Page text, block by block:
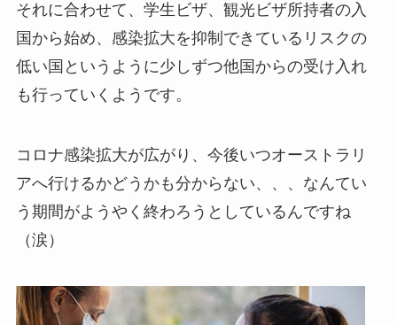
それに合わせて、学生ビザ、観光ビザ所持者の入
国から始め、感染拡大を抑制できているリスクの
低い国というように少しずつ他国からの受け入れ
も行っていくようです。
コロナ感染拡大が広がり、今後いつオーストラリ
アへ行けるかどうかも分からない、、、なんてい
う期間がようやく終わろうとしているんですね
（涙）